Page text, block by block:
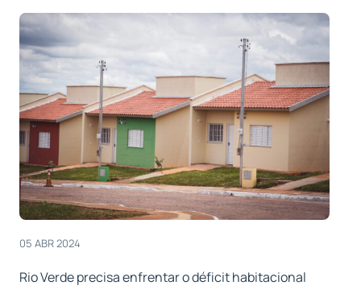
05 ABR 2024
Rio Verde precisa enfrentar o déficit habitacional